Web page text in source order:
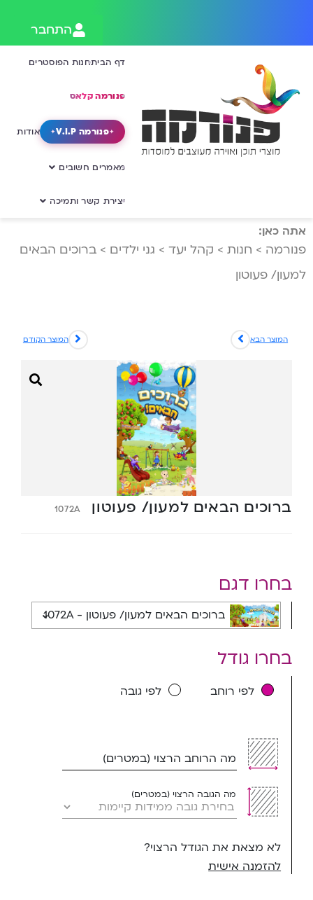
התחבר
דף הביתחנות הפוסטרים
פנורמה קלאס
פנורמה V.I.P אודות
מאמרים חשובים
יצירת קשר ותמיכה
אתה כאן:
פנורמה > חנות > קהל יעד > גני ילדים > ברוכים הבאים
למעון/ פעוטון
המוצר הקודם המוצר הבא
ברוכים הבאים למעון/ פעוטון 1072A
בחרו דגם
ברוכים הבאים למעון/ פעוטון - 1072A
בחרו גודל
לפי רוחב לפי גובה
מה הרוחב הרצוי (במטרים)
מה הגובה הרצוי (במטרים)
לא מצאת את הגודל הרצוי?
להזמנה אישית